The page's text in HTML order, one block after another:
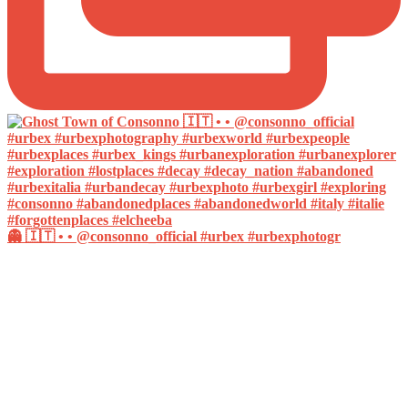
👻 🇮🇹 • • @consonno_official #urbex #urbexphotogr